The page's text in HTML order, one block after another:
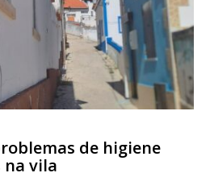
de higiene
na vila